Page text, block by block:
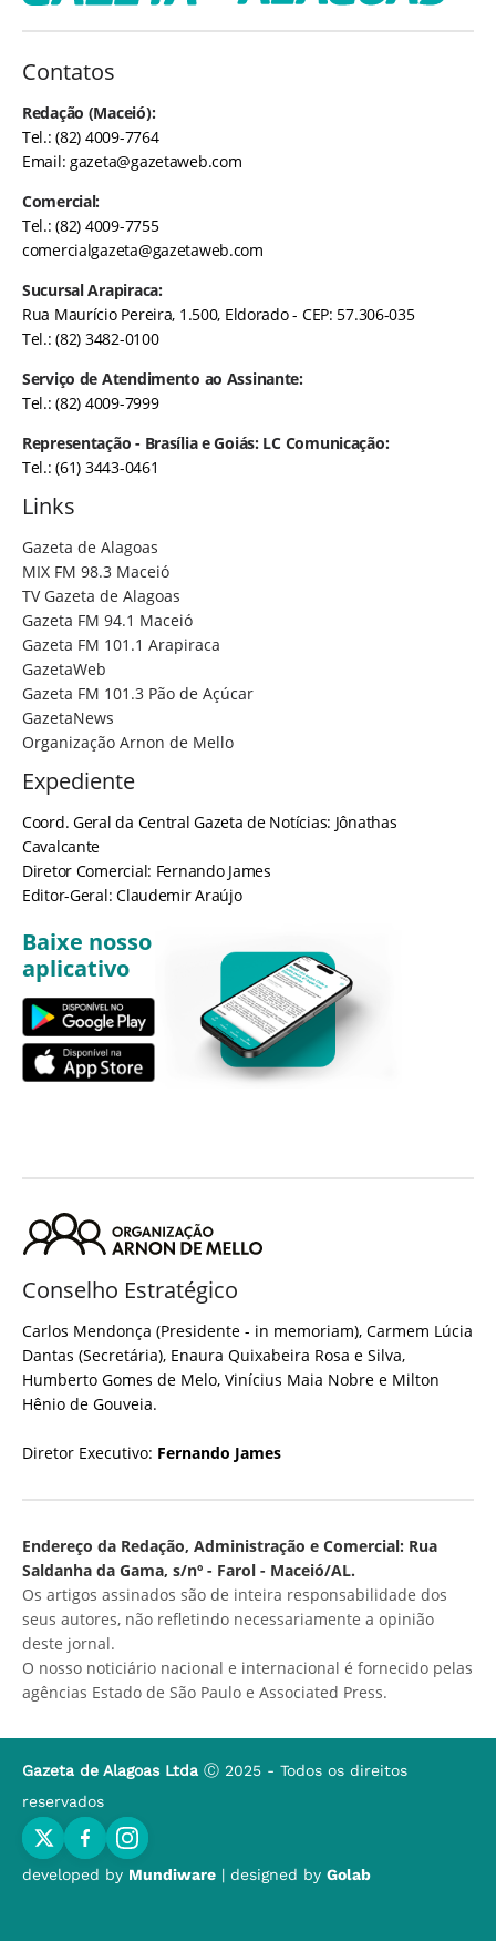
Contatos
Redação (Maceió):
Tel.: (82) 4009-7764
Email:gazeta@gazetaweb.com
Comercial:
Tel.: (82) 4009-7755
comercialgazeta@gazetaweb.com
Sucursal Arapiraca:
Rua Maurício Pereira, 1.500, Eldorado - CEP: 57.306-035
Tel.: (82) 3482-0100
Serviço de Atendimento ao Assinante:
Tel.: (82) 4009-7999
Representação - Brasília e Goiás: LC Comunicação:
Tel.: (61) 3443-0461
Links
Gazeta de Alagoas
MIX FM 98.3 Maceió
TV Gazeta de Alagoas
Gazeta FM 94.1 Maceió
Gazeta FM 101.1 Arapiraca
GazetaWeb
Gazeta FM 101.3 Pão de Açúcar
GazetaNews
Organização Arnon de Mello
Expediente
Coord. Geral da Central Gazeta de Notícias: Jônathas
Cavalcante
Diretor Comercial: Fernando James
Editor-Geral: Claudemir Araújo
Baixe nosso
aplicativo
Conselho Estratégico
Carlos Mendonça (Presidente - in memoriam), Carmem Lúcia
Dantas (Secretária), Enaura Quixabeira Rosa e Silva,
Humberto Gomes de Melo, Vinícius Maia Nobre e Milton
Hênio de Gouveia.
Diretor Executivo: Fernando James
Endereço da Redação, Administração e Comercial: Rua
Saldanha da Gama, s/nº - Farol - Maceió/AL.
Os artigos assinados são de inteira responsabilidade dos
seus autores, não refletindo necessariamente a opinião
deste jornal.
O nosso noticiário nacional e internacional é fornecido pelas
agências Estado de São Paulo e Associated Press.
Gazeta de Alagoas Ltda Ⓒ 2025 - Todos os direitos
reservados
developed by Mundiware | designed by Golab